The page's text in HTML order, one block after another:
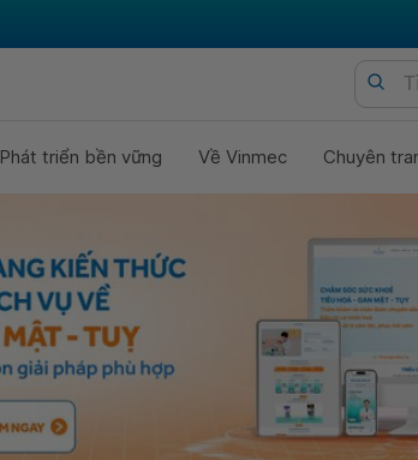
Phát triển bền vững Về Vinmec Chuyên